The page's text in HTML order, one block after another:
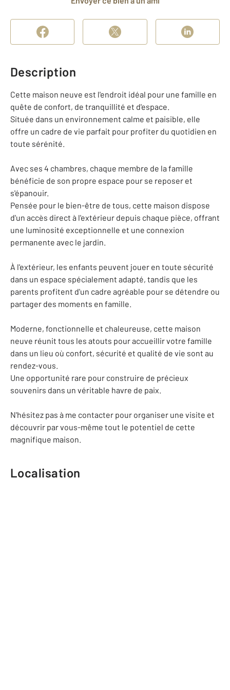
Description
Cette maison neuve est l'endroit idéal pour une famille en
quête de confort, de tranquillité et d'espace.
Située dans un environnement calme et paisible, elle
offre un cadre de vie parfait pour profiter du quotidien en
toute sérénité.
Avec ses 4 chambres, chaque membre de la famille
bénéficie de son propre espace pour se reposer et
s'épanouir.
Pensée pour le bien-être de tous, cette maison dispose
d'un accès direct à l'extérieur depuis chaque pièce, offrant
une luminosité exceptionnelle et une connexion
permanente avec le jardin.
À l'extérieur, les enfants peuvent jouer en toute sécurité
dans un espace spécialement adapté, tandis que les
parents profitent d'un cadre agréable pour se détendre ou
partager des moments en famille.
Moderne, fonctionnelle et chaleureuse, cette maison
neuve réunit tous les atouts pour accueillir votre famille
dans un lieu où confort, sécurité et qualité de vie sont au
rendez-vous.
Une opportunité rare pour construire de précieux
souvenirs dans un véritable havre de paix.
N'hésitez pas à me contacter pour organiser une visite et
découvrir par vous-même tout le potentiel de cette
magnifique maison.
Localisation